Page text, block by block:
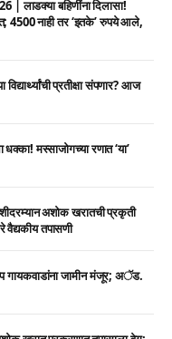
बहिणींना दिलासा!
4500 नाही तर ‘इतके’ रुपये आले,
प्रतीक्षा संपणार? आज
मस्साजोगच्या रणात ‘या’
अशोक खरातची प्रकृती
वैद्यकीय तपासणी
जामीन मंजूर; अॅड.